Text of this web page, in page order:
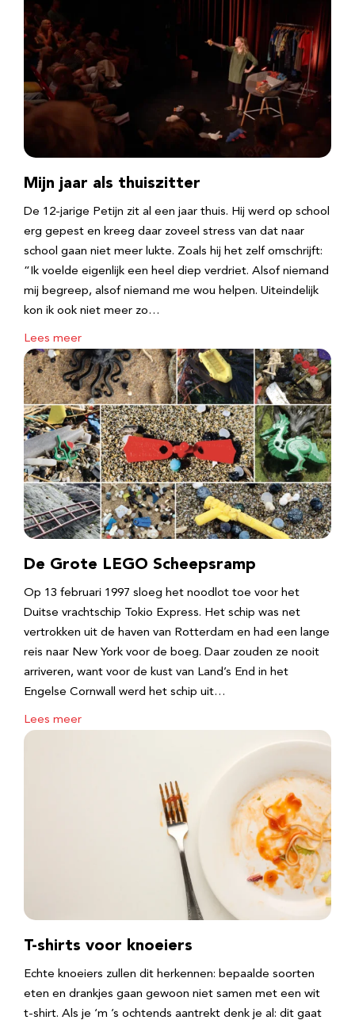
Mijn jaar als thuiszitter
De 12-jarige Petijn zit al een jaar thuis. Hij werd op school
erg gepest en kreeg daar zoveel stress van dat naar
school gaan niet meer lukte. Zoals hij het zelf omschrijft:
“Ik voelde eigenlijk een heel diep verdriet. Alsof niemand
mij begreep, alsof niemand me wou helpen. Uiteindelijk
kon ik ook niet meer zo…
Lees meer
De Grote LEGO Scheepsramp
Op 13 februari 1997 sloeg het noodlot toe voor het
Duitse vrachtschip Tokio Express. Het schip was net
vertrokken uit de haven van Rotterdam en had een lange
reis naar New York voor de boeg. Daar zouden ze nooit
arriveren, want voor de kust van Land’s End in het
Engelse Cornwall werd het schip uit…
Lees meer
T-shirts voor knoeiers
Echte knoeiers zullen dit herkennen: bepaalde soorten
eten en drankjes gaan gewoon niet samen met een wit
t-shirt. Als je ‘m ’s ochtends aantrekt denk je al: dit gaat